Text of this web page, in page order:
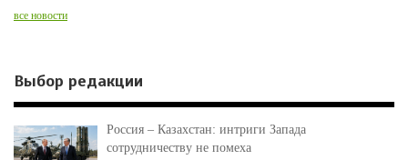
все новости
Выбор редакции
Россия – Казахстан: интриги Запада
сотрудничеству не помеха